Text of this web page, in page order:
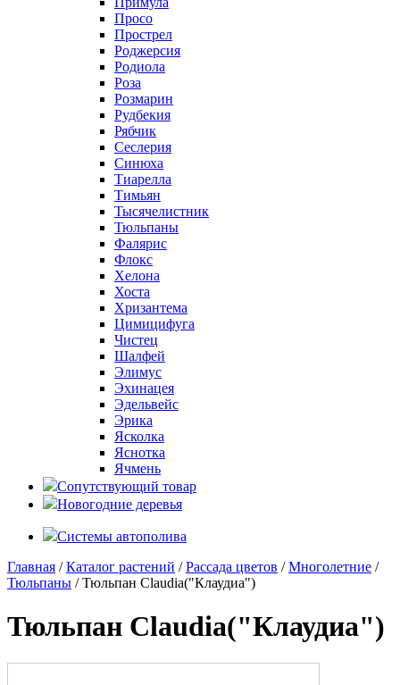
Просо
Прострел
Роджерсия
Родиола
Роза
Розмарин
Рудбекия
Рябчик
Сеслерия
Синюха
Тиарелла
Тимьян
Тысячелистник
Тюльпаны
Фалярис
Флокс
Хелона
Хоста
Хризантема
Цимицифуга
Чистец
Шалфей
Элимус
Эхинацея
Эдельвейс
Эрика
Ясколка
Яснотка
Ячмень
Сопутствующий товар
Новогодние деревья
Системы автополива
Главная /Каталог растений /Рассада цветов /Многолетние /
Тюльпаны / Тюльпан Claudia("Клаудиа")
Тюльпан Claudia("Клаудиа")